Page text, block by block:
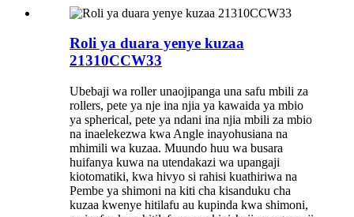
Roli ya duara yenye kuzaa
21310CCW33
Ubebaji wa roller unaojipanga una safu mbili za
rollers, pete ya nje ina njia ya kawaida ya mbio
ya spherical, pete ya ndani ina njia mbili za mbio
na inaelekezwa kwa Angle inayohusiana na
mhimili wa kuzaa. Muundo huu wa busara
huifanya kuwa na utendakazi wa upangaji
kiotomatiki, kwa hivyo si rahisi kuathiriwa na
Pembe ya shimoni na kiti cha kisanduku cha
kuzaa kwenye hitilafu au kupinda kwa shimoni,